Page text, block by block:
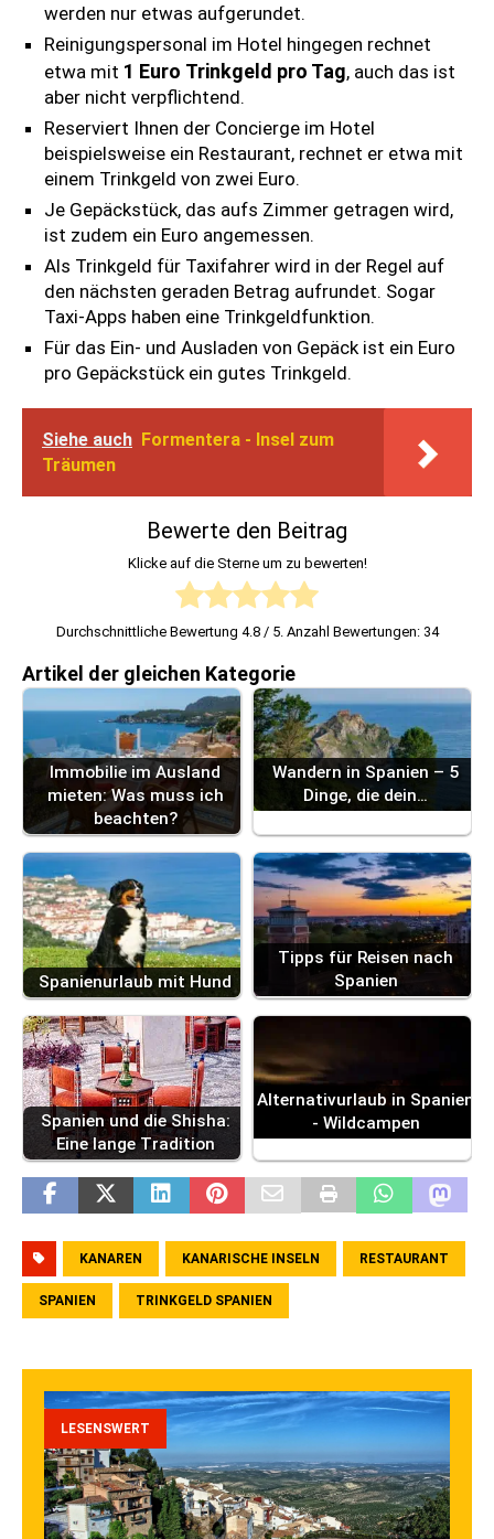
werden nur etwas aufgerundet.
Reinigungspersonal im Hotel hingegen rechnet
etwa mit 1 Euro Trinkgeld pro Tag, auch das ist
aber nicht verpflichtend.
Reserviert Ihnen der Concierge im Hotel
beispielsweise ein Restaurant, rechnet er etwa mit
einem Trinkgeld von zwei Euro.
Je Gepäckstück, das aufs Zimmer getragen wird,
ist zudem ein Euro angemessen.
Als Trinkgeld für Taxifahrer wird in der Regel auf
den nächsten geraden Betrag aufrundet. Sogar
Taxi-Apps haben eine Trinkgeldfunktion.
Für das Ein- und Ausladen von Gepäck ist ein Euro
pro Gepäckstück ein gutes Trinkgeld.
Siehe auch Formentera - Insel zum
Träumen
Bewerte den Beitrag
Klicke auf die Sterne um zu bewerten!
Durchschnittliche Bewertung 4.8/ 5. Anzahl Bewertungen: 34
Artikel der gleichen Kategorie
Immobilie im Ausland
mieten: Was muss ich
beachten?
Wandern in Spanien – 5
Dinge, die dein…
Spanienurlaub mit Hund
Tipps für Reisen nach
Spanien
Spanien und die Shisha:
Eine lange Tradition
Alternativurlaub in Spanien
- Wildcampen
KANAREN KANARISCHE INSELN RESTAURANT
SPANIEN TRINKGELD SPANIEN
LESENSWERT